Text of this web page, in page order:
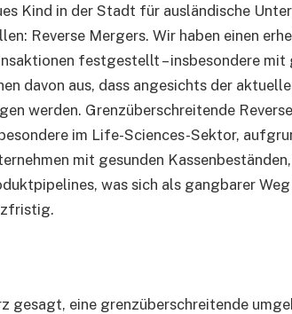
Kind in der Stadt für ausländische
Reverse Mergers. Wir haben einen
festgestellt – insbesondere
davon aus, dass angesichts der
werden. Grenzüberschreitende
im Life-Sciences-Sektor,
mit gesunden
was sich als gangbarer
gesagt, eine grenzüberschreitende